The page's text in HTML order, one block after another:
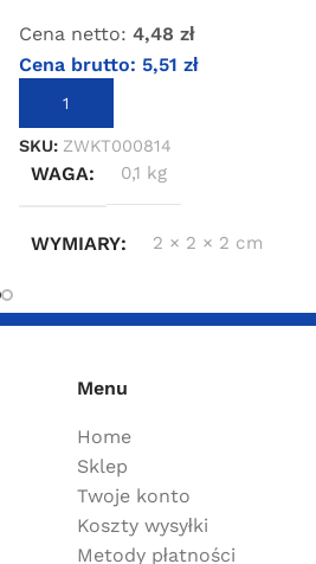
Cena netto: 4,48 zł
Cena brutto: 5,51 zł
DODAJ DO KOSZYKA
SKU: ZWKT000814
WAGA 0,1 kg
WYMIARY 2 × 2 × 2 cm
Menu
Home
Sklep
Twoje konto
Koszty wysyłki
Metody płatności